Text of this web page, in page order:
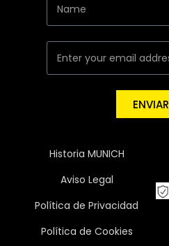
ENVIAR
Historia MUNICH
Aviso Legal
Política de Privacidad
Política de Cookies